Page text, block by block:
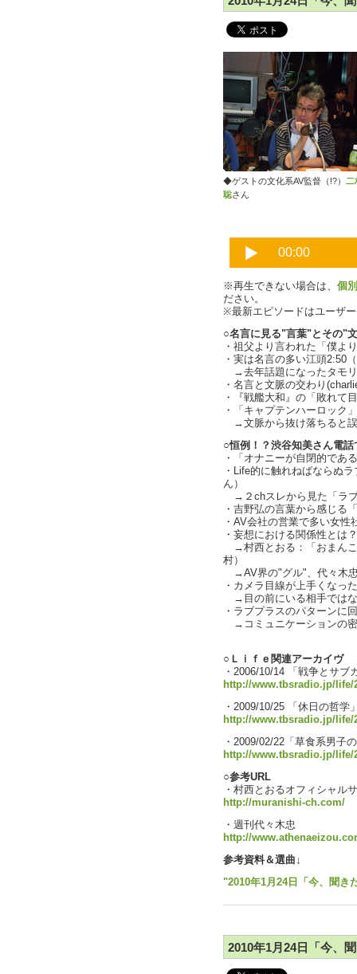
◆ゲストの文化系AV監督（!?） 二
聡さん
※再生できない場合は、 個
ださい。
※最新エピソードはユーザ
○名言に見る"言葉"とその"
・祖父より言われた「僕よ
・実は名言の多い江頭2:50
→去年話題になったタモ
・名言と文脈の交わり
・『戦艦大和』の「敗れて
・「キャプテンハーロック
→文脈から抜け落ちると
○恒例！？渋谷知美さん電話
・「オナニーが自閉的であ
・Life的に触れねばならぬ
ん）
→２chスレから見た「ラ
・吉野弘の言葉から感じる
・AV会社の営業で多い女性
・妄想における関係性とは
→村西とおる：「おまんこ
村）
→AV界の"グル"、代々木
・カメラ目線が上手くなっ
→目の前にいる相手では
・ラブプラスのパターンに
→コミュニケーションの
○Ｌｉｆｅ関連アーカイヴ
・2006/10/14 「戦争とサブ
http://www.tbsradio.jp/life/
・2009/10/25 「休日の哲学
http://www.tbsradio.jp/life/
・2009/02/22「草食系男子
http://www.tbsradio.jp/life/
○参考URL
・村西とおるオフィシャル
http://muranishi-ch.com/
・週刊代々木忠
http://
参考資料＆選曲↓
"2010年1月24日「今、聞き
2010年1月24日「今、